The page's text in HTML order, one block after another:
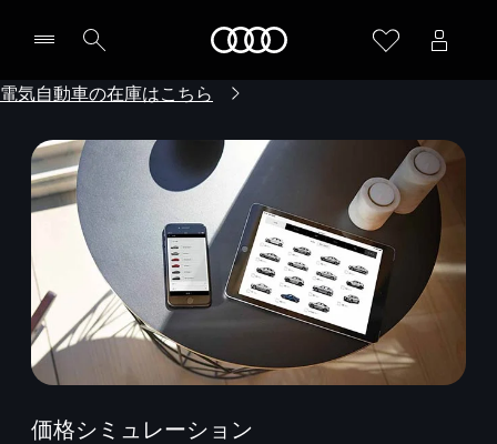
電気自動車の在庫はこちら
価格シミュレーション